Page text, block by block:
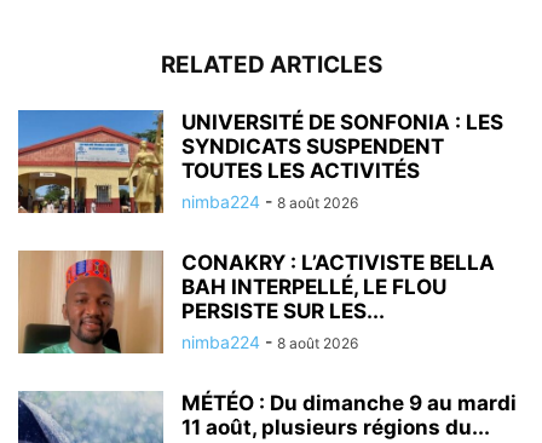
RELATED ARTICLES
UNIVERSITÉ DE SONFONIA : LES
SYNDICATS SUSPENDENT
TOUTES LES ACTIVITÉS
nimba224 - 8 août 2026
CONAKRY : L’ACTIVISTE BELLA
BAH INTERPELLÉ, LE FLOU
PERSISTE SUR LES...
nimba224 - 8 août 2026
MÉTÉO : Du dimanche 9 au mardi
11 août, plusieurs régions du...